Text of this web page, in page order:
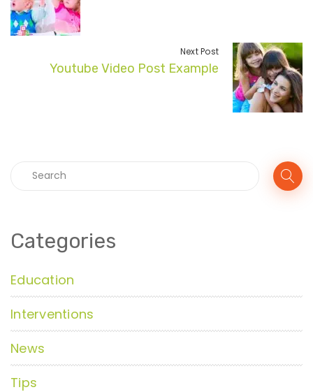
Next Post
Youtube Video Post Example
Categories
Education
Interventions
News
Tips